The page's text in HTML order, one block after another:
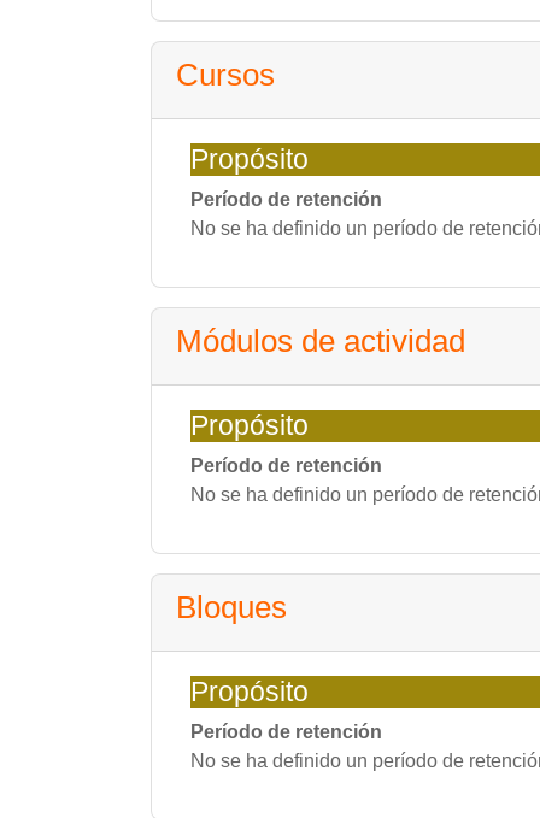
Cursos
Propósito
Período de retención
No se ha definido un período de
Módulos de actividad
Propósito
Período de retención
No se ha definido un período de
Bloques
Propósito
Período de retención
No se ha definido un período de